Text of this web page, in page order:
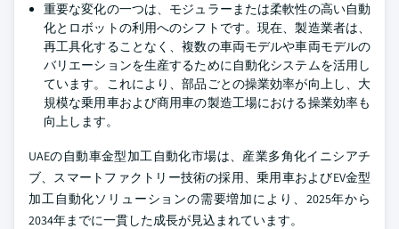
重要な変化の一つは、モジュラーまたは柔軟性の高い自動
化とロボットの利用へのシフトです。現在、製造業者は、
再工具化することなく、複数の車両モデルや車両モデルの
バリエーションを生産するために自動化システムを活用し
ています。これにより、部品ごとの操業効率が向上し、大
規模な乗用車および商用車の製造工場における操業効率も
向上します。
UAEの自動車金型加工自動化市場は、産業多角化イニシアチ
ブ、スマートファクトリー技術の採用、乗用車およびEV金型
加工自動化ソリューションの需要増加により、2025年から
2034年までに一貫した成長が見込まれています。